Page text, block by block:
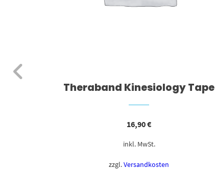
Theraband Kinesiology Tape
16,90€
inkl. MwSt.
zzgl.Versandkosten